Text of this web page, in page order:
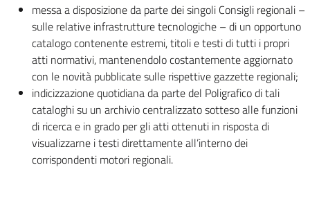
messa a disposizione da parte dei singoli Consigli regionali –
sulle relative infrastrutture tecnologiche – di un opportuno
catalogo contenente estremi, titoli e testi di tutti i propri
atti normativi, mantenendolo costantemente aggiornato
con le novità pubblicate sulle rispettive gazzette regionali;
indicizzazione quotidiana da parte del Poligrafico di tali
cataloghi su un archivio centralizzato sotteso alle funzioni
di ricerca e in grado per gli atti ottenuti in risposta di
visualizzarne i testi direttamente all’interno dei
corrispondenti motori regionali.